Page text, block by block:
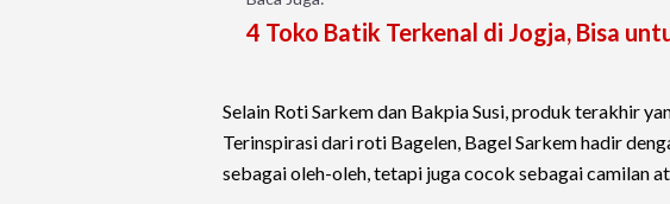
4 Toko Batik Terkenal di Jogja, Bisa
Selain Roti Sarkem dan Bakpia Susi, produk terakhir
Terinspirasi dari roti Bagelen, Bagel Sarkem hadir
sebagai oleh-oleh, tetapi juga cocok sebagai camilan